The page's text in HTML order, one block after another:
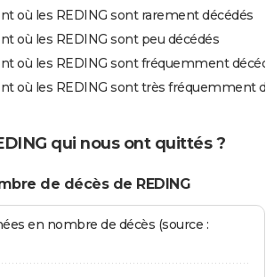
où les REDING sont rarement décédés
où les REDING sont peu décédés
où les REDING sont fréquemment
où les REDING sont très fréquemment
qui nous ont quittés ?
de décès de REDING
en nombre de décès (source :